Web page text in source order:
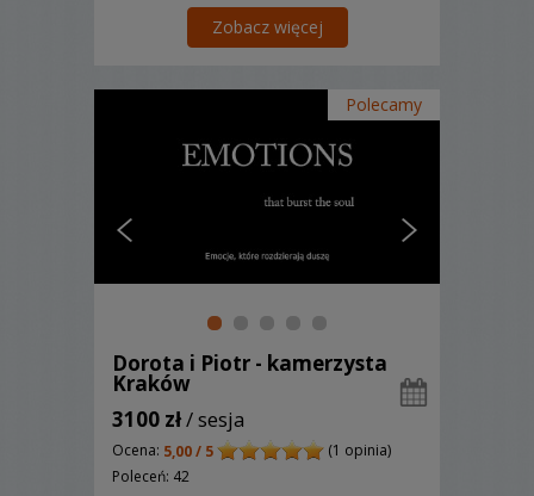
aparaty/bezlusterkowce i mało kiedy
mamy czas usiąść :) Ꙭ
Zobacz więcej
Polecamy
Dorota i Piotr - kamerzysta
Kraków
3100 zł/ sesja
Ocena: 5,00 / 5
(1 opinia)
Poleceń: 42